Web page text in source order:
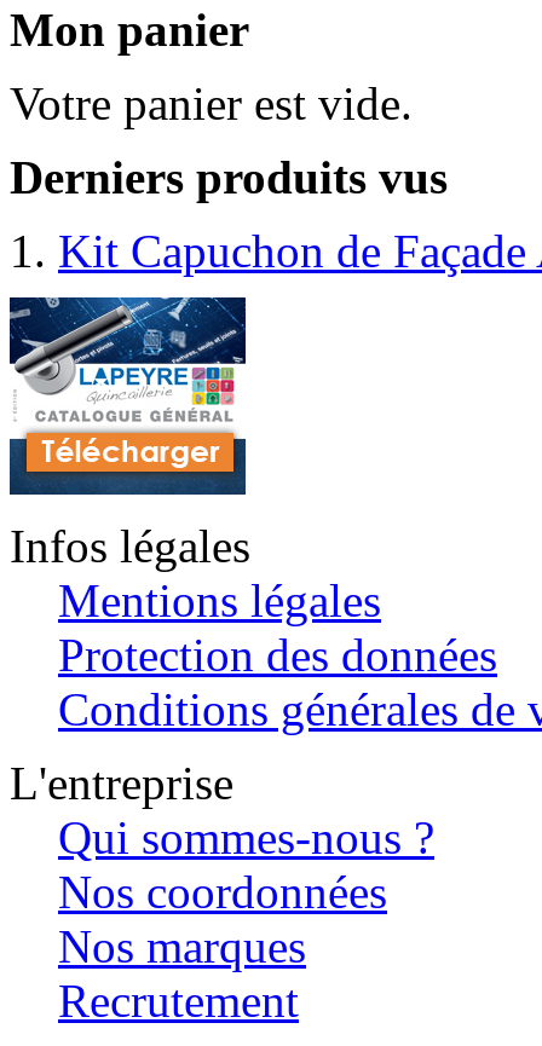
Mon panier
Votre panier est vide.
Derniers produits vus
Kit Capuchon de
Infos légales
Mentions légales
Protection des données
Conditions générales de
L'entreprise
Qui sommes-nous ?
Nos coordonnées
Nos marques
Recrutement